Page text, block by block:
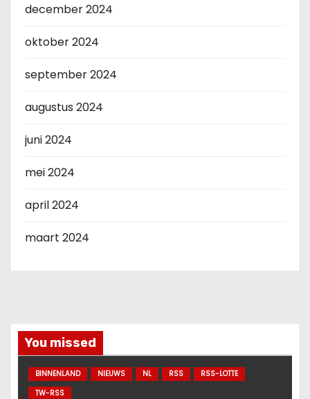
december 2024
oktober 2024
september 2024
augustus 2024
juni 2024
mei 2024
april 2024
maart 2024
You missed
BINNENLAND NIEUWS NL RSS
RSS-LOTTE
TW-RSS